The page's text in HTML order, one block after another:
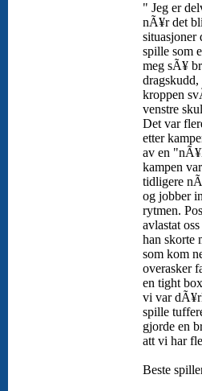
" Jeg er
nÃ¥r det
situasjoner
spille som
meg sÃ¥
kroppen
venstre
Det var
etter
av en
kampen
tidligere
og jobber
rytmen.
avlastat
han skorte
som kom
overasker
en tight
vi var
spille
gjorde en
att vi har
Beste